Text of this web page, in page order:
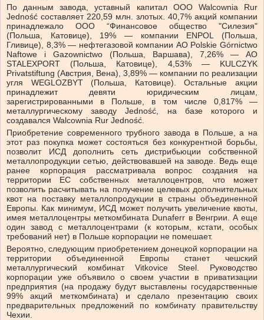
По данным завода, уставный капитал ООО Walcownia Rur
Jedność составляет 220,59 млн. злотых. 40,7% акций компании
принадлежало ООО “Финансовое общество "Силезия"
(Польша, Катовице), 19% — компании ENPOL (Польша,
Гливице), 8,3% — нефтегазовой компании АО Polskie Górnictwo
Naftowe i Gazownictwo (Польша, Варшава), 7,26% — АО
STALEXPORT (Польша, Катовице), 4,53% — KULCZYK
Privatstiftung (Австрия, Вена), 3,89% — компании по реализации
угля WЕGLOZBYT (Польша, Катовице). Остальные акции
принадлежит девяти юридическим лицам,
зарегистрированными в Польше, в том числе 0,817% —
металлургическому заводу Jedność, на базе которого и
создавался Walcownia Rur Jedność.
Приобретение современного трубного завода в Польше, а на
этот раз покупка может состояться без конкурентной борьбы,
позволит ИСД дополнить сеть дистрибьюции собственной
металлопродукции сетью, действовавшей на заводе. Ведь еще
ранее корпорация рассматривала вопрос создания на
территории ЕС собственных металлоцентров, что может
позволить расчитывать на получение целевых дополнительных
квот на поставку металлопродукции в страны объединенной
Европы. Как минимум, ИСД может получить увеличение квоты,
имея металлоцентры меткомбината Dunaferr в Венгрии. А еще
один завод с металлоцентрами (к которым, кстати, особых
требований нет) в Польше корпорации не помешает.
Вероятно, следующим приобретением донецкой корпорации на
территории объединенной Европы станет чешский
металлургический комбинат Vitkovice Steel. Руководство
корпорации уже объявило о своем участии в приватизации
предприятия (на продажу будут выставлены государственные
99% акций меткомбината) и сделало презентацию своих
предварительных предложений по комбинату правительству
Чехии.